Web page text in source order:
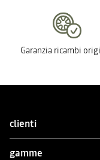
Garanzia ricambi
clienti
gamme